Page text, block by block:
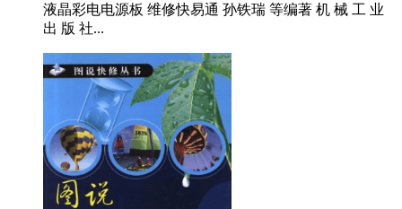
液晶彩电电源板 维修快易通 孙铁瑞 等编著 机 械 工 业
出 版 社...